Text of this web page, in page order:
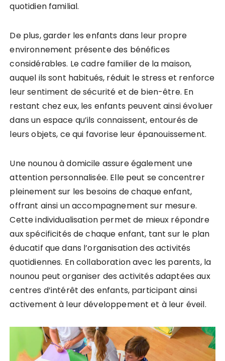
quotidien familial.
De plus, garder les enfants dans leur propre
environnement présente des bénéfices
considérables. Le cadre familier de la maison,
auquel ils sont habitués, réduit le stress et renforce
leur sentiment de sécurité et de bien-être. En
restant chez eux, les enfants peuvent ainsi évoluer
dans un espace qu’ils connaissent, entourés de
leurs objets, ce qui favorise leur épanouissement.
Une nounou à domicile assure également une
attention personnalisée. Elle peut se concentrer
pleinement sur les besoins de chaque enfant,
offrant ainsi un accompagnement sur mesure.
Cette individualisation permet de mieux répondre
aux spécificités de chaque enfant, tant sur le plan
éducatif que dans l’organisation des activités
quotidiennes. En collaboration avec les parents, la
nounou peut organiser des activités adaptées aux
centres d’intérêt des enfants, participant ainsi
activement à leur développement et à leur éveil.